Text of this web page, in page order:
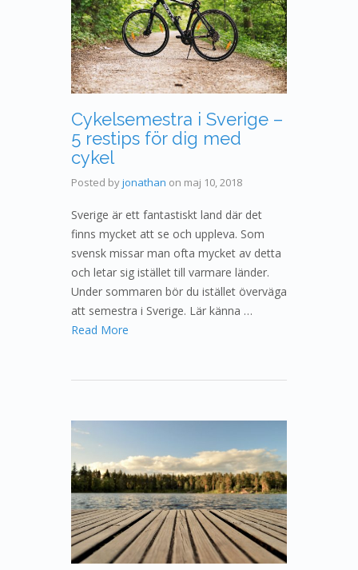
Cykelsemestra i Sverige –
5 restips för dig med
cykel
Posted byjonathan on maj 10, 2018
Sverige är ett fantastiskt land där det
finns mycket att se och uppleva. Som
svensk missar man ofta mycket av detta
och letar sig istället till varmare länder.
Under sommaren bör du istället överväga
att semestra i Sverige. Lär känna …
Read More